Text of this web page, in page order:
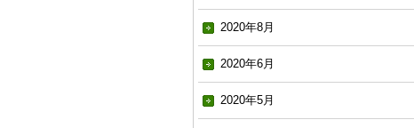
2020年8月
2020年6月
2020年5月